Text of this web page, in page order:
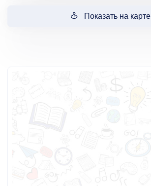
Показать на карте